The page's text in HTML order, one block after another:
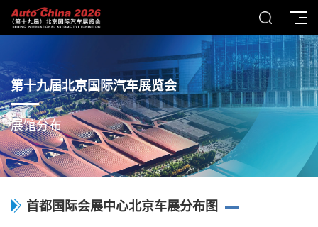
第十九届北京国际汽车展览会
展馆分布
首都国际会展中心北京车展分布图